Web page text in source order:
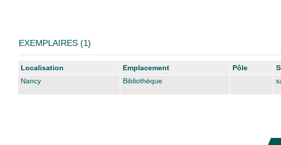
EXEMPLAIRES (1)
Liste des exemplaires
Localisation Emplacement Pôle
Nancy
Bibliothèque